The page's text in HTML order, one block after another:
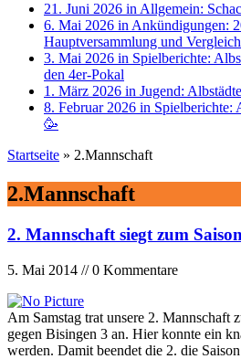
21. Juni 2026 in Allgemein:
6. Mai 2026 in Ankündigungen:
Hauptversammlung und
3. Mai 2026 in Spielberichte:
den 4er-Pokal
1. März 2026 in Jugend:
8. Februar 2026 in Spielberichte:
🥳
Startseite » 2.Mannschaft
2.Mannschaft
2. Mannschaft siegt zum
5. Mai 2014 // 0 Kommentare
Am Samstag trat unsere 2. Mannschaft
gegen Bisingen 3 an. Hier konnte ein
werden. Damit beendet die 2. die Saison